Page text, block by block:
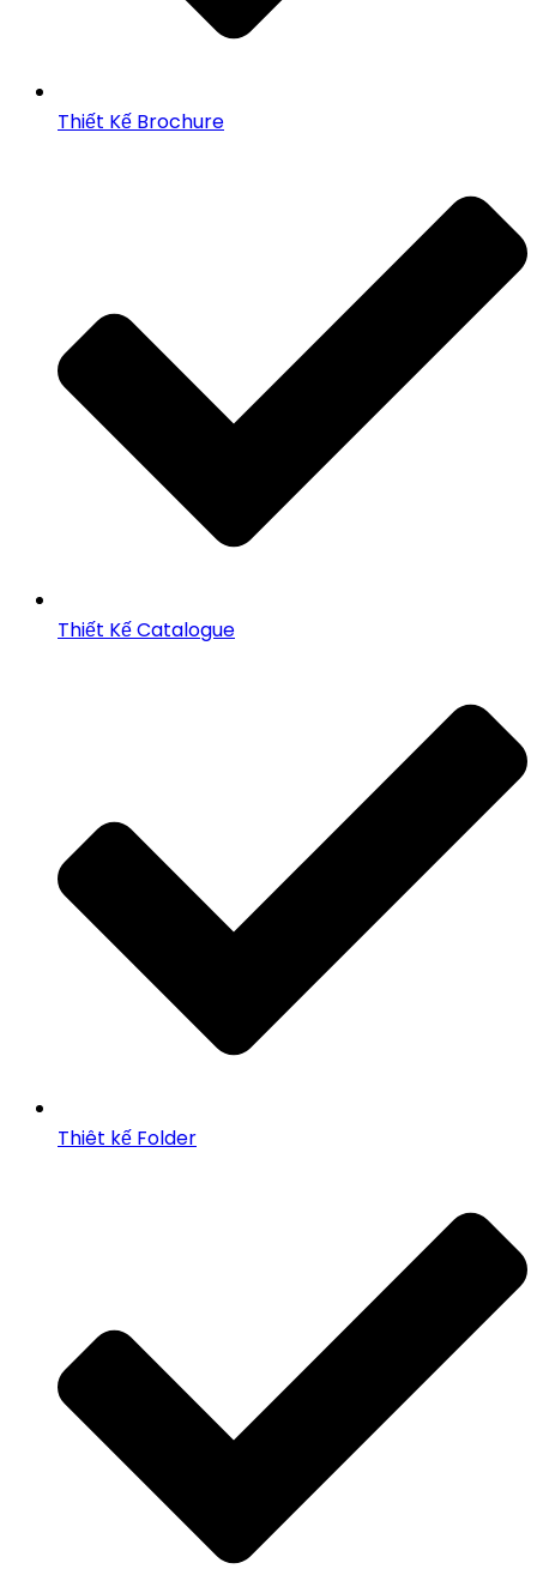
Thiết Kế Brochure
Thiết Kế Catalogue
Thiêt kế Folder